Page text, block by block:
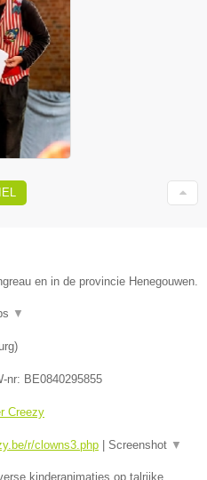
en in de provincie Henegouwen.
▼
)
nr: BE0840295855
Creezy
r/clowns3.php Screenshot ▼
kinderanimaties op talrijke